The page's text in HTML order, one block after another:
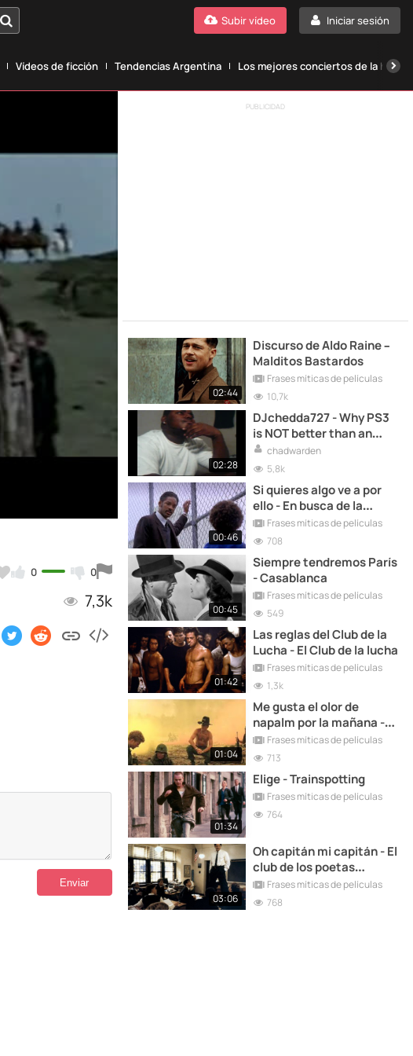
Iniciar sesión
Subir vídeo
Vídeos de ficción Tendencias Argentina Los mejores conciertos de la
0 0
7,3k
PUBLICIDAD
02:44
Discurso de Aldo Raine –
Malditos Bastardos
Frases míticas de películas
10,7k
02:28
DJchedda727 - Why PS3
is NOT better than an
Xbox 360 and Wii (Chad
Warden)
chadwarden
5,8k
00:46
Si quieres algo ve a por
ello - En busca de la
felicidad
Frases míticas de películas
708
00:45
Siempre tendremos París
- Casablanca
Frases míticas de películas
549
01:42
Las reglas del Club de la
Lucha - El Club de la lucha
Frases míticas de películas
1,3k
01:04
Me gusta el olor de
napalm por la mañana -
Apocalypse Now
Frases míticas de películas
713
01:34
Elige - Trainspotting
Frases míticas de películas
764
03:06
Oh capitán mi capitán - El
club de los poetas
muertos
Frases míticas de películas
768